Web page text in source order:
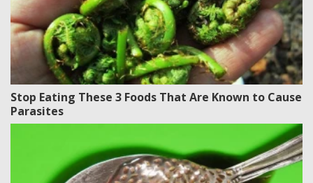
Stop Eating These 3 Foods That Are Known to Cause
Parasites